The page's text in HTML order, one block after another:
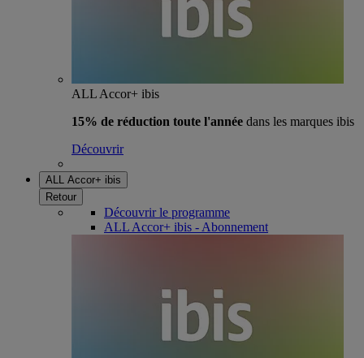
ALL Accor+ ibis
15% de réduction toute l'année dans les marques ibis
Découvrir
ALL Accor+ ibis
Retour
Découvrir le programme
ALL Accor+ ibis - Abonnement